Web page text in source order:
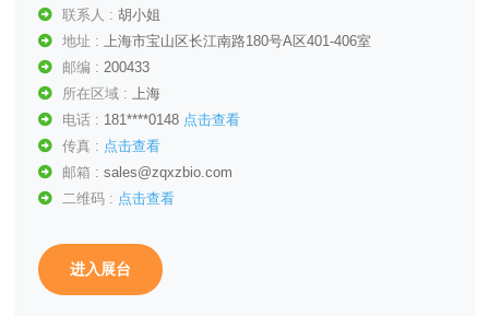
联系人 : 胡小姐
地址 : 上海市宝山区长江南路180号A区401-406室
邮编 : 200433
所在区域 : 上海
电话 : 181****0148 点击查看
传真 : 点击查看
邮箱 : sales@zqxzbio.com
二维码 : 点击查看
进入展台